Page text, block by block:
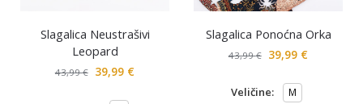
Slagalica Neustrašivi
Leopard
43,99€ 39,99 €
Slagalica Ponoćna Orka
43,99€ 39,99 €
Veličine: M